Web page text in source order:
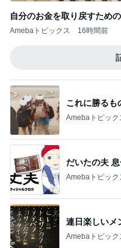
自分のお金を取り戻すため
Amebaトピックス 16時間前
これに勝るも
Amebaトピック
だいたの夫
Amebaトピック
連日楽しいメ
Amebaトピック